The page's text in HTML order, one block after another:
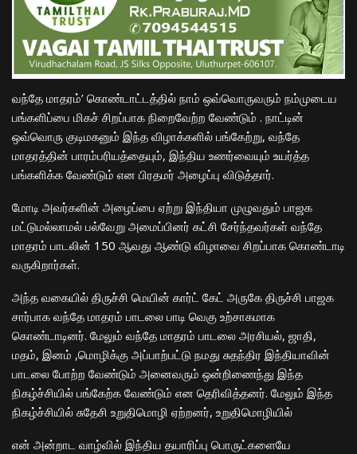
வந்தே மாதரம்’ கொண்டாட்டத்தில் நாம் ஒவ்வொருவரும் நம்முடைய
பங்களிப்பை மிகச் சிறப்பாக நிறைவேற்ற வேண்டும் . நாட்டின்
ஒவ்வொரு குடிமகனும் இந்த விழாக்களில் பங்கேற்று, வந்தே
மாதரத்தின் பாரம்பரியத்தையும், இந்திய உணர்வையும் உயர்த்த
பங்களிக்க வேண்டும் என பிரதமர் அழைப்பு விடுத்தார்.
மோடி அவர்களின் அழைப்பை ஏற்று இந்தியா முழுவதும் பாஜக
மட்டுமல்லாமல் பல்வேறு அமைப்பினர் கட்சி சேர்ந்தவர்கள் வந்தே
மாதரம் பாடலின் 150 ஆவது ஆண்டு விழாவை சிறப்பாக கொண்டாடி
வருகிறார்கள்.
அந்த வகையில் திருச்சி மெயின் கார்ட் கேட் அருகே திருச்சி பாஜக
சார்பாக வந்தே மாதரம் பாடலை பாடி வெகு உற்சாகமாக
கொண்டாடினர். மேலும் வந்தே மாதரம் பாடலை அரசியல், ஜாதி,
மதம், இனம் ,மொழிக்கு அப்பாற்பட்டு நமது சுதந்திர இந்தியாவின்
பாடலை போற்ற வேண்டும் அனைவரும் ஒன்றிணைந்து இந்த
நிகழ்ச்சியில் பங்கேற்க வேண்டும் என தெரிவித்தனர். மேலும் இந்த
நிகழ்ச்சியில் சுதேசி உறுதிமொழி ஏற்றனர், உறுதிமொழியில்
என் அன்றாட வாழ்வில் இந்திய தயாரிப்பு பொருட்களையே